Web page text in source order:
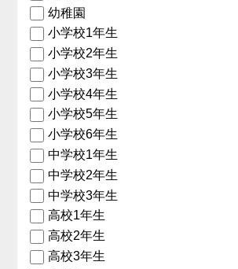
幼稚園
小学校1年生
小学校2年生
小学校3年生
小学校4年生
小学校5年生
小学校6年生
中学校1年生
中学校2年生
中学校3年生
高校1年生
高校2年生
高校3年生